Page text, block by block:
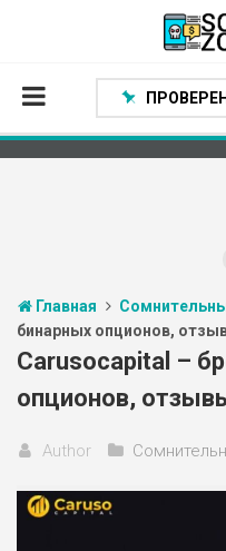
Проверенные способы
Статьи
Партнеры
Главная
бинарных опционов,
Carusocapital –
опционов,
Author